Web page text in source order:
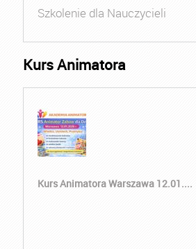
Szkolenie dla Nauczycieli
Kurs Animatora
Kurs Animatora Warszawa 12.01....